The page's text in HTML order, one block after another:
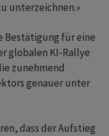
unterzeichnen.»
Bestätigung für eine
globalen KI-Rallye
zunehmend
genauer unter
dass der Aufstieg